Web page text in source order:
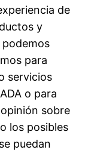
de
y
para
servicios
o para
sobre
los posibles
puedan